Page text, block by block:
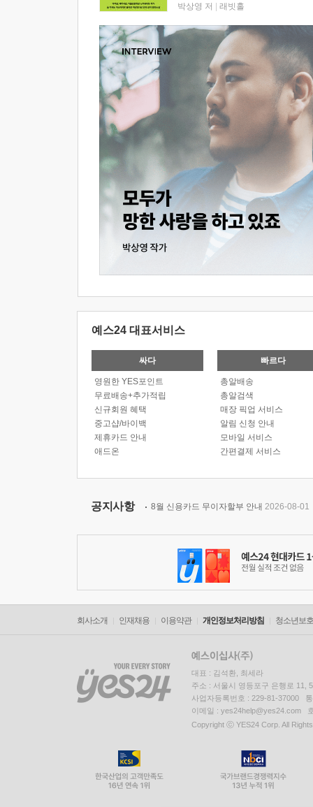
박상영 저 래빗홀
예스24 대표서비스
싸다
영원한 YES포인트
무료배송+추가적립
신규회원 혜택
중고샵/바이백
제휴카드 안내
애드온
빠르다
총알배송
총알검색
매장 픽업 서비스
알림 신청 안내
모바일 서비스
간편결제 서비스
공지사항 8월 신용카드 무이자할부 안내 2026-08-01
회사소개 인재채용 이용약관 개인정보처리방침 청소년보
대표 : 김석환, 최세라
주소 : 서울시 영등포구 은행로 11,
사업자등록번호 : 229-81-37000
이메일 : yes24help@yes24.com
Copyright ⓒ YES24 Corp. All